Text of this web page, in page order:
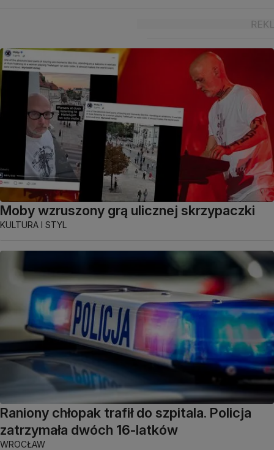
Moby wzruszony grą ulicznej skrzypaczki
KULTURA I STYL
Raniony chłopak trafił do szpitala. Policja
zatrzymała dwóch 16-latków
WROCŁAW